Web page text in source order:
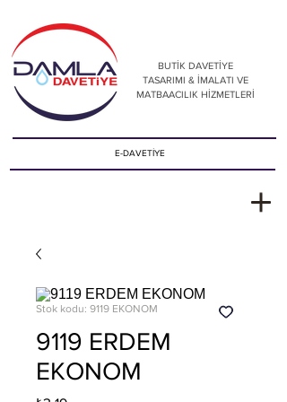
BUTİK DAVETİYE
TASARIMI & İMALATI VE
MATBAACILIK HİZMETLERİ
E-DAVETİYE
Stok kodu: 9119 EKONOM
9119 ERDEM
EKONOM